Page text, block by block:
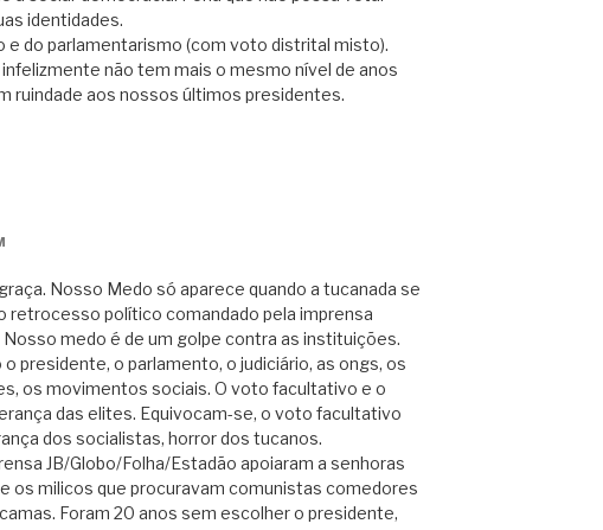
identidades.
do parlamentarismo (com voto distrital misto).
não tem mais o mesmo nível de anos
ruindade aos nossos últimos presidentes.
Nosso Medo só aparece quando a tucanada se
retrocesso político comandado pela imprensa
Nosso medo é de um golpe contra as instituições.
presidente, o parlamento, o judiciário, as ongs, os
os movimentos sociais. O voto facultativo e o
das elites. Equivocam-se, o voto facultativo
dos socialistas, horror dos tucanos.
JB/Globo/Folha/Estadão apoiaram a senhoras
os milicos que procuravam comunistas comedores
Foram 20 anos sem escolher o presidente,